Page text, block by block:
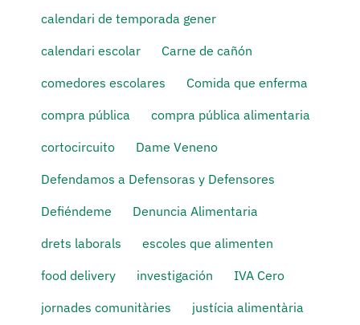
calendari de temporada gener
calendari escolar
Carne de cañón
comedores escolares
Comida que enferma
compra pública
compra pública alimentaria
cortocircuito
Dame Veneno
Defendamos a Defensoras y Defensores
Defiéndeme
Denuncia Alimentaria
drets laborals
escoles que alimenten
food delivery
investigación
IVA Cero
jornades comunitàries
justícia alimentària